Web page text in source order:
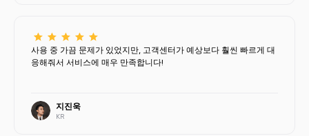
사용 중 가끔 문제가 있었지만, 고객센터가 예상보다 훨씬 빠르게 대
응해줘서 서비스에 매우 만족합니다!
지진욱
KR